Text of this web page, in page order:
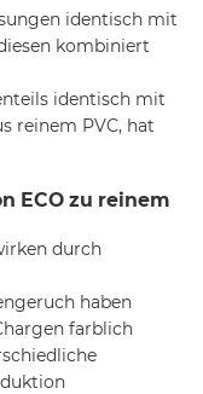
identisch mit
kombiniert
identisch mit
reinem PVC, hat
ECO zu reinem
durch
haben
farblich